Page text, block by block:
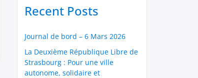
Recent Posts
Journal de bord – 6 Mars 2026
La Deuxième République Libre de
Strasbourg : Pour une ville
autonome, solidaire et